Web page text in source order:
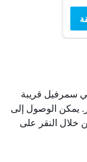
سمرفيل قريبة
يمكن الوصول إلى
النقر على